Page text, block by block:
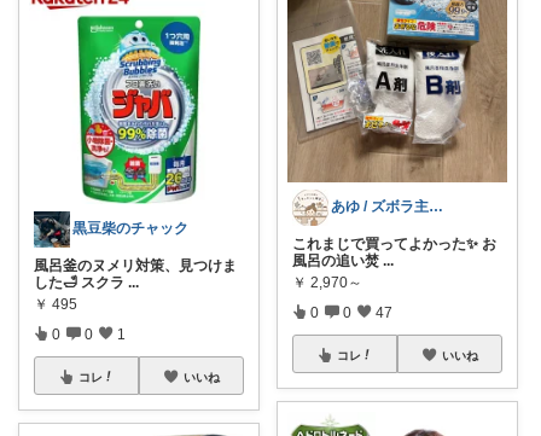
黒豆柴のチャック
風呂釜のヌメリ対策、見つけま
した🛁 スクラ ...
￥ 495
0 0 1
コレ いいね
あゆ / ズボラ主婦のキッチンと雑貨
これまじで買ってよかった✨ お
風呂の追い焚 ...
￥ 2,970～
0 0 47
コレ いいね